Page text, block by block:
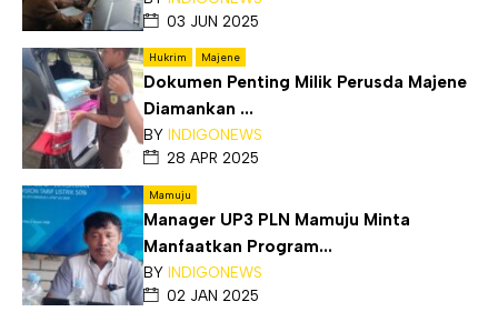
03 JUN 2025
Hukrim Majene
Dokumen Penting Milik Perusda Majene
Diamankan ...
BY INDIGONEWS
28 APR 2025
Mamuju
Manager UP3 PLN Mamuju Minta
Manfaatkan Program...
BY INDIGONEWS
02 JAN 2025